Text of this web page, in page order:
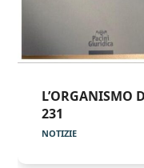
L’ORGANISMO
231
NOTIZIE